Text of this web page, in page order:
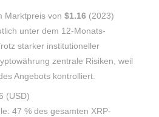
Marktpreis von $1.16 (2023)
unter dem 12-Monats-
starker institutioneller
zentrale Risiken, weil
Angebots kontrolliert.
(USD)
47 % des gesamten XRP-